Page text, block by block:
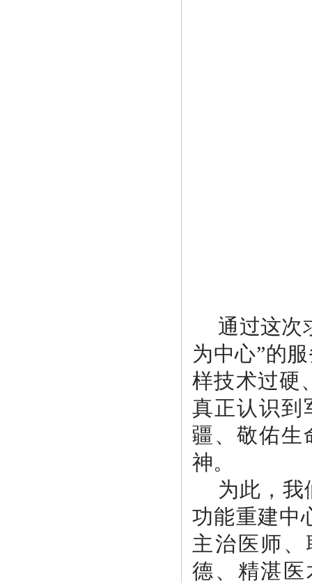
通过这次
为中心”的
样技术过硬
真正认识到
疆、敬佑生
神。
为此，我
功能重建中
主治医师
德、精湛